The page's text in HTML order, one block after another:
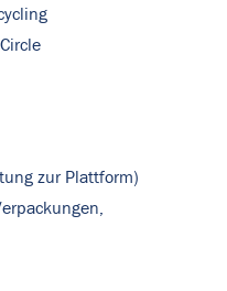
zur Plattform)